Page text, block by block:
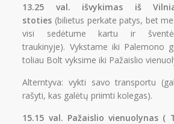
13.25 val. išvykimas iš
stoties (bilietus perkate patys, bet
visi sedėtume kartu ir
traukinyje). Vykstame iki Palemono
toliau Bolt vyksime iki Pažaislio
Alterntyva: vykti savo transportu
rašyti, kas galėtų priimti kolegas).
15.15 val. Pažaislio vienuolynas (